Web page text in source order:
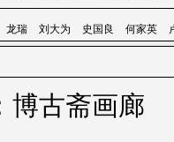
龙瑞 刘大为 史国良 何家英
博古斋画廊